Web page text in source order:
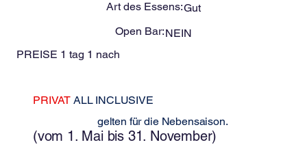
Art des Essens:Gut
Open Bar:NEIN
PREISE 1 tag 1 nach
PRIVAT ALL INCLUSIVE
gelten für die Nebensaison.
(vom 1. Mai bis 31. November)